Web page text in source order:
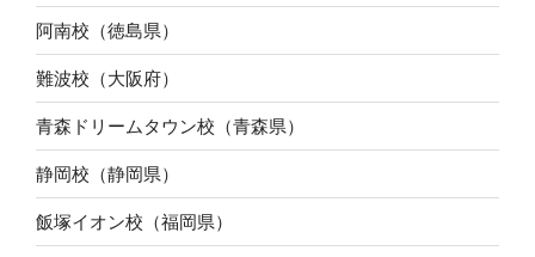
阿南校（徳島県）
難波校（大阪府）
青森ドリームタウン校（青森県）
静岡校（静岡県）
飯塚イオン校（福岡県）